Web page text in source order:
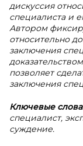
дискуссия
специалиста и
Автором
относительно
заключения
позволяет
заключения
Ключевые
специалист,
суждение.